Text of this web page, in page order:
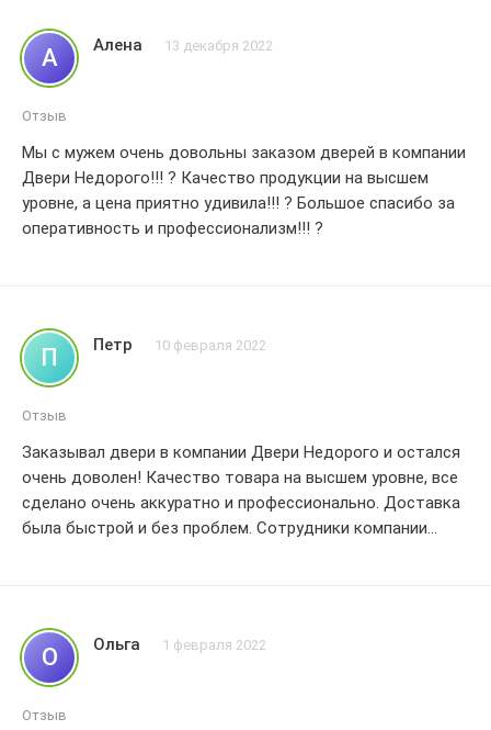
идеальные размеры. оформление заказа заняло всего
несколько минут! ?
когда мои двери прибыли, я была поражена их
действительно красивые и стильные двери, которые
прекрасно сочетаются с моим интерьером.
кроме того, доставка была очень быстрой и без
проблем. курьер был вежливым и помог установить
это надежная компания с отличным сервисом и
качественными продуктами. я точно буду делать заказы
у них еще раз. спасибо вам за отличный опыт покупки! ?
А Алена 13 декабря 2022
Отзыв
Мы с мужем очень довольны заказом дверей в компании
Двери Недорого!!! ? Качество продукции на высшем
уровне, а цена приятно удивила!!! ? Большое спасибо за
оперативность и профессионализм!!! ?
П Петр 10 февраля 2022
Отзыв
Заказывал двери в компании Двери Недорого и остался
очень доволен! Качество товара на высшем уровне, все
сделано очень аккуратно и профессионально. Доставка
была быстрой и без проблем. Сотрудники компании
О Ольга 1 февраля 2022
Отзыв